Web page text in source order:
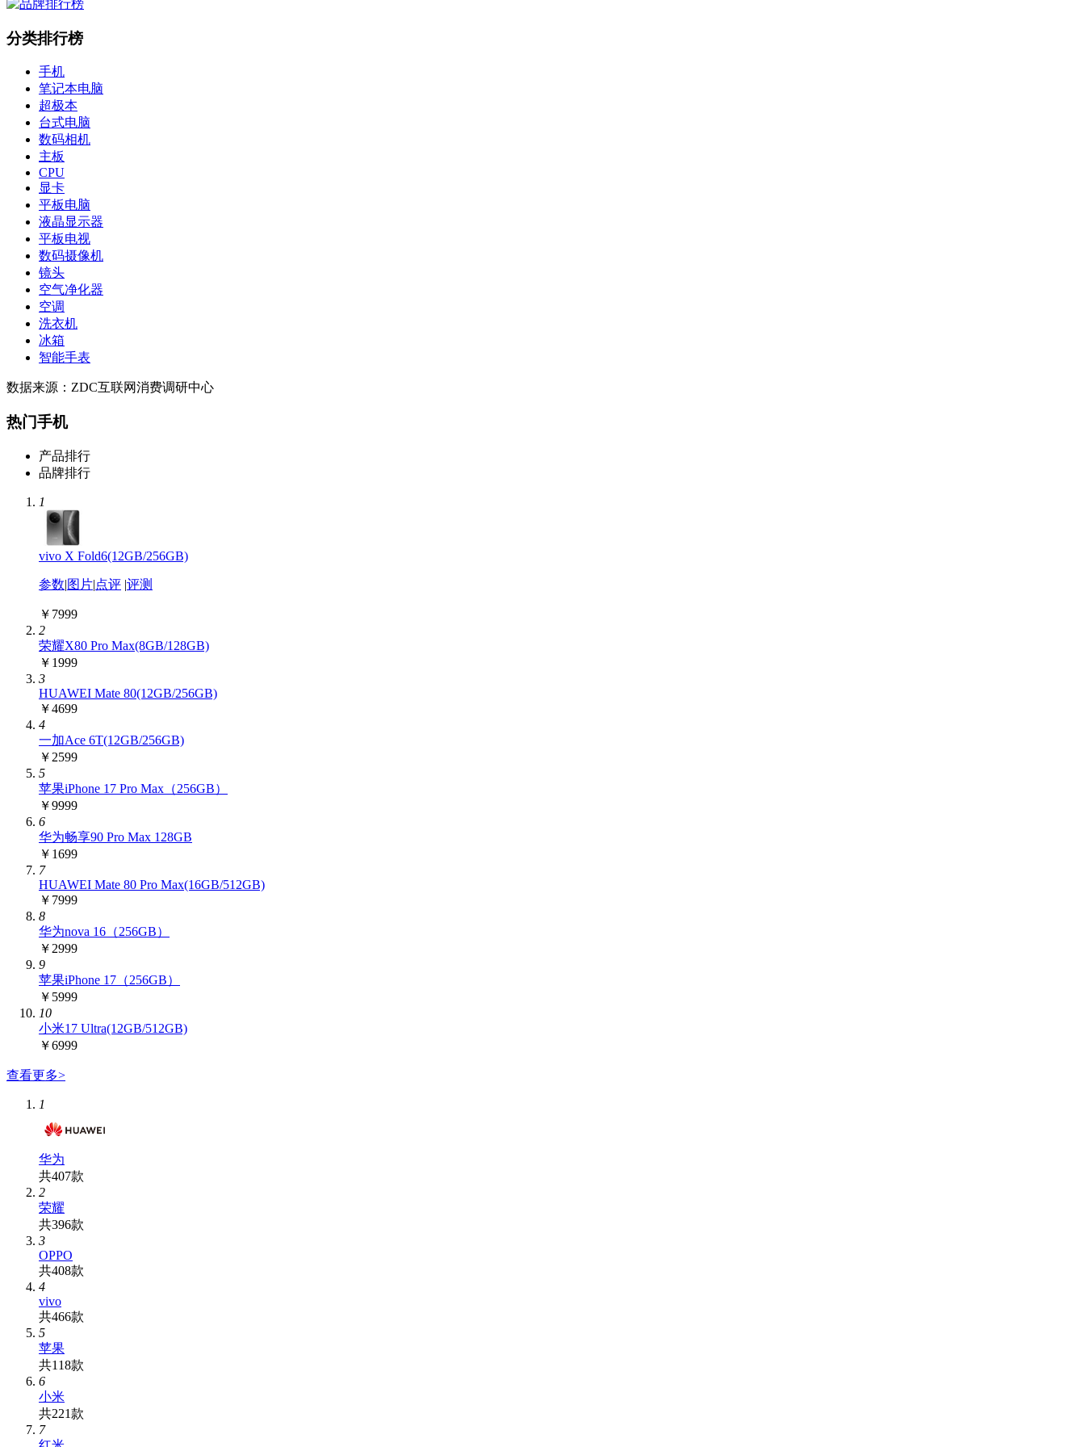
分类排行榜
手机
笔记本电脑
超极本
台式电脑
数码相机
主板
CPU
显卡
平板电脑
液晶显示器
平板电视
数码摄像机
镜头
空气净化器
空调
洗衣机
冰箱
智能手表
数据来源：ZDC互联网消费调研中心
热门手机
产品排行
品牌排行
1
vivo X Fold6(12GB/256GB)
参数|图片|点评 |评测
￥7999
2
荣耀X80 Pro Max(8GB/128GB)
￥1999
3
HUAWEI Mate 80(12GB/256GB)
￥4699
4
一加Ace 6T(12GB/256GB)
￥2599
5
苹果iPhone 17 Pro Max（256GB）
￥9999
6
华为畅享90 Pro Max 128GB
￥1699
7
HUAWEI Mate 80 Pro Max(16GB/512GB)
￥7999
8
华为nova 16（256GB）
￥2999
9
苹果iPhone 17（256GB）
￥5999
10
小米17 Ultra(12GB/512GB)
￥6999
查看更多>
1
华为
共407款
2
荣耀
共396款
3
OPPO
共408款
4
vivo
共466款
5
苹果
共118款
6
小米
共221款
7